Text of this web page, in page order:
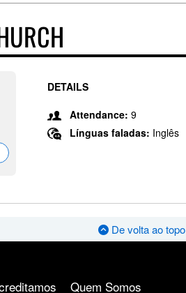
DETAILS
Attendance: 9
Línguas faladas: Inglês
De volta ao topo
Quem Somos